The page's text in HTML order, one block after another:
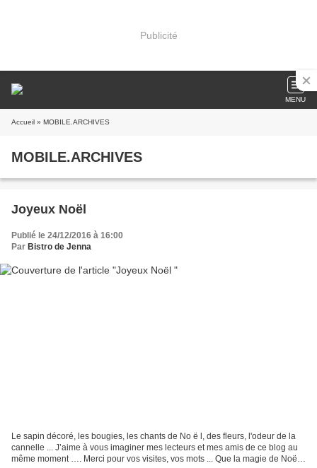
Publicité
MENU
Accueil » MOBILE.ARCHIVES
MOBILE.ARCHIVES
Joyeux Noël
Publié le 24/12/2016 à 16:00
Par Bistro de Jenna
Le sapin décoré, les bougies, les chants de No ë l, des fleurs, l'odeur de la
cannelle ... J’aime à vous imaginer mes lecteurs et mes amis de ce blog au
même moment …. Merci pour vos visites, vos mots ... Que la magie de Noël